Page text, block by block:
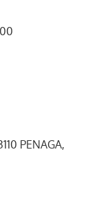
PENAGA,